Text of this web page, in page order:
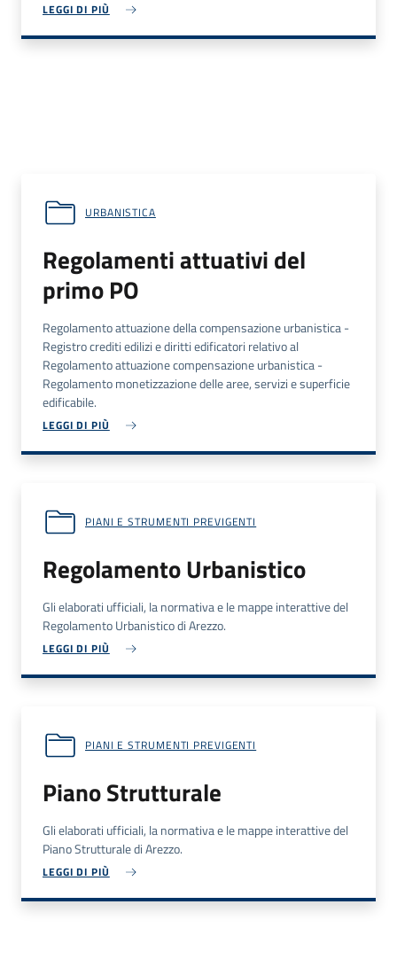
LEGGI DI PIÙ
URBANISTICA
Regolamenti attuativi del
primo PO
Regolamento attuazione della compensazione urbanistica -
Registro crediti edilizi e diritti edificatori relativo al
Regolamento attuazione compensazione urbanistica -
Regolamento monetizzazione delle aree, servizi e superficie
edificabile.
LEGGI DI PIÙ
PIANI E STRUMENTI PREVIGENTI
Regolamento Urbanistico
Gli elaborati ufficiali, la normativa e le mappe interattive del
Regolamento Urbanistico di Arezzo.
LEGGI DI PIÙ
PIANI E STRUMENTI PREVIGENTI
Piano Strutturale
Gli elaborati ufficiali, la normativa e le mappe interattive del
Piano Strutturale di Arezzo.
LEGGI DI PIÙ